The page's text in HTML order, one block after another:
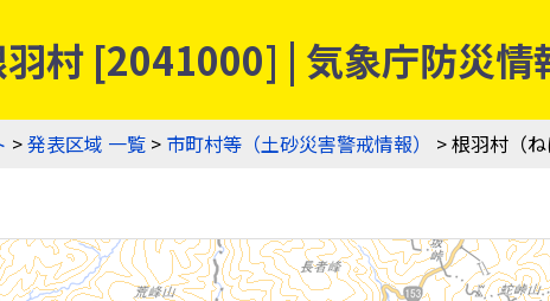
村 [2041000] | 気象庁防災情
>発表区域 一覧 > 市町村等（土砂災害警戒情報） > 根羽村（